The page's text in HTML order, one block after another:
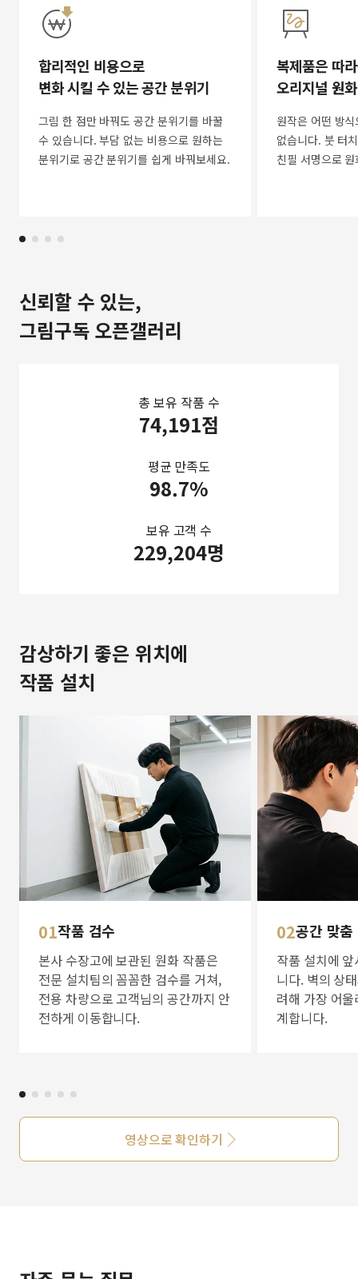
합리적인 비용으로
변화 시킬 수 있는 공간 분위기
그림 한 점만 바꿔도 공간 분위기를 바꿀
수 있습니다. 부담 없는 비용으로 원하는
분위기로 공간 분위기를 쉽게 바꿔보세요.
복제품은 따
오리지널 원
원작은 어떤 방
없습니다. 붓 터
친필 서명으로
신뢰할 수 있는,
그림구독 오픈갤러리
총 보유 작품 수
74,191점
평균 만족도
98.7%
보유 고객 수
229,204명
감상하기 좋은 위치에
작품 설치
01작품 검수
본사 수장고에 보관된 원화 작품은
전문 설치팀의 꼼꼼한 검수를 거쳐,
전용 차량으로 고객님의 공간까지 안
전하게 이동합니다.
02공간 맞
작품 설치에
니다. 벽의 상
려해 가장 어
계합니다.
영상으로 확인하기